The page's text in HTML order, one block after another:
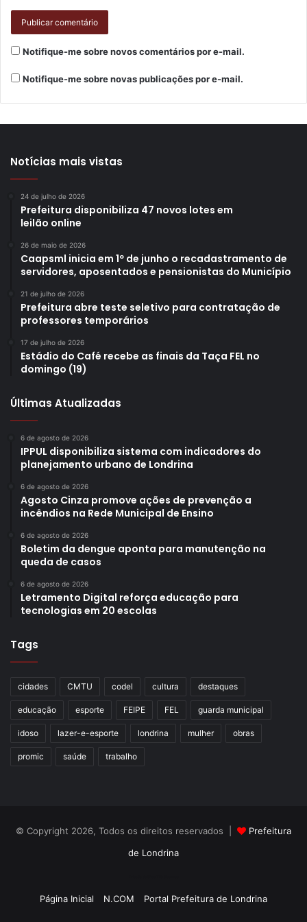
desenvolvimento dos pequenos negócios, promovendo a
saída da informalidade.
Núcleo de Comunicação (N.Com) da Prefeitura de
Londrina
Gostei
Etiquetas atendimento
Declaração Anual de Faturamento
Trabalho Emprego e Renda
Notifique-me sobre novos comentários por e-mail.
Notifique-me sobre novas publicações por e-mail.
Notícias mais vistas
24 de julho de 2026
Prefeitura disponibiliza 47 novos lotes em
leilão online
26 de maio de 2026
Caapsml inicia em 1º de junho o recadastramento de
servidores, aposentados e pensionistas do Município
21 de julho de 2026
Prefeitura abre teste seletivo para contratação de
professores temporários
17 de julho de 2026
Estádio do Café recebe as finais da Taça FEL no
domingo (19)
Últimas Atualizadas
6 de agosto de 2026
IPPUL disponibiliza sistema com indicadores do
planejamento urbano de Londrina
6 de agosto de 2026
Agosto Cinza promove ações de prevenção a
incêndios na Rede Municipal de Ensino
6 de agosto de 2026
Boletim da dengue aponta para manutenção na
queda de casos
6 de agosto de 2026
Letramento Digital reforça educação para
tecnologias em 20 escolas
Tags
cidades CMTU codel cultura destaques
educação esporte FEIPE FEL guarda municipal
idoso lazer-e-esporte londrina mulher obras
promic saúde trabalho
© Copyright 2026, Todos os direitos reservados |
Prefeitura
de Londrina
Página Inicial N.COM Portal Prefeitura de Londrina